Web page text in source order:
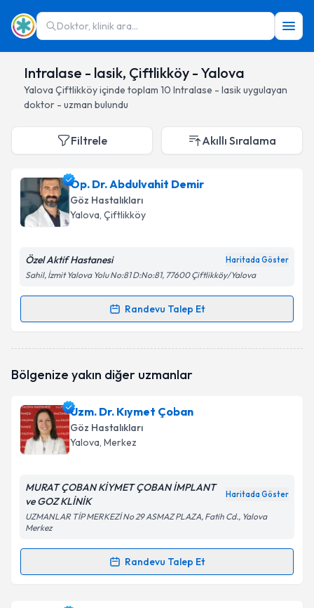
Doktor, klinik ara...
Intralase - lasik, Çiftlikköy - Yalova
Yalova Çiftlikköyiçinde toplam 10 Intralase - lasikuygulayan
doktor - uzman bulundu
Filtrele Akıllı Sıralama
Op. Dr. Abdulvahit Demir
Göz Hastalıkları
Yalova, Çiftlikköy
Özel Aktif Hastanesi Haritada Göster
Sahil, İzmit Yalova Yolu No:81 D:No:81, 77600 Çiftlikköy/Yalova
Randevu Talep Et
Randevu Takvimi Talebi
oluşturun. Size bu uzmandan randevu almanız için bir
E-posta Adresiniz
Kişisel verilerimin işlenmesine ilişkin
Aydınlatma
Metni
kapsamda işlenmesini kabul ediyorum.
Takvim Talebini Gönder
Bölgenize yakın diğer uzmanlar
Uzm. Dr. Kıymet Çoban
Göz Hastalıkları
Yalova, Merkez
MURAT ÇOBAN KİYMET ÇOBAN İMPLANT
ve GOZ KLİNİK
Haritada Göster
UZMANLAR TİP MERKEZİ No 29 ASMAZ PLAZA, Fatih Cd., Yalova
Merkez
Randevu Talep Et
Randevu Takvimi Talebi